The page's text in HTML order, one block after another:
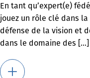
En tant qu’expert(e)
jouez un rôle clé dans
défense de la vision et
dans le domaine des [...]